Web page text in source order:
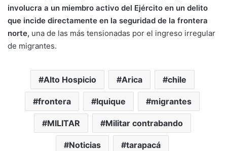
involucra a un miembro activo del Ejército en un delito
que incide directamente en la seguridad de la frontera
norte, una de las más tensionadas por el ingreso irregular
de migrantes.
Alto Hospicio Arica chile
frontera Iquique migrantes
MILITAR Militar contrabando
Noticias tarapacá